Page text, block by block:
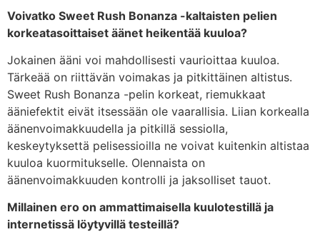
Voivatko Sweet Rush Bonanza -kaltaisten pelien
korkeatasoittaiset äänet heikentää kuuloa?
Jokainen ääni voi mahdollisesti vaurioittaa kuuloa.
Tärkeää on riittävän voimakas ja pitkittäinen altistus.
Sweet Rush Bonanza -pelin korkeat, riemukkaat
ääniefektit eivät itsessään ole vaarallisia. Liian korkealla
äänenvoimakkuudella ja pitkillä sessiolla,
keskeytyksettä pelisessioilla ne voivat kuitenkin altistaa
kuuloa kuormitukselle. Olennaista on
äänenvoimakkuuden kontrolli ja jaksolliset tauot.
Millainen ero on ammattimaisella kuulotestillä ja
internetissä löytyvillä testeillä?